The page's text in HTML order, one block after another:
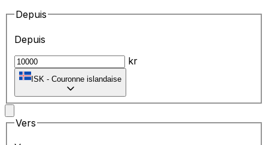
Depuis
Depuis
kr
ISK - Couronne islandaise
Vers